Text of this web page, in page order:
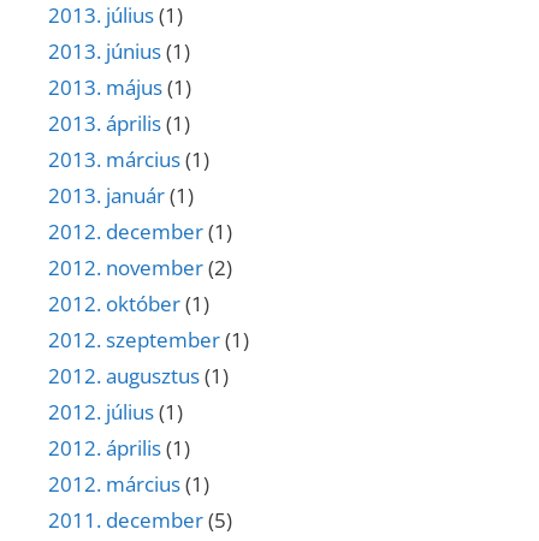
2013. július(1)
2013. június(1)
2013. május(1)
2013. április(1)
2013. március(1)
2013. január(1)
2012. december(1)
2012. november(2)
2012. október(1)
2012. szeptember(1)
2012. augusztus(1)
2012. július(1)
2012. április(1)
2012. március(1)
2011. december(5)